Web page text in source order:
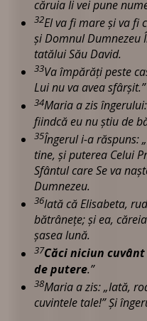
căruia Îi vei pune
32El va fi mare şi va fi
şi Domnul Dumnezeu
tatălui Său David.
33Va împărăţi peste
Lui nu va avea sfârşit.”
34Maria a zis
fiindcă eu nu ştiu de
35Îngerul i-a răspuns:
tine, şi puterea Celui
Sfântul care Se va
Dumnezeu.
36Iată că Elisabeta,
bătrâneţe; şi ea,
şasea lună.
37Căci niciun
de putere.”
38Maria a zis: „Iată,
cuvintele tale!” Şi